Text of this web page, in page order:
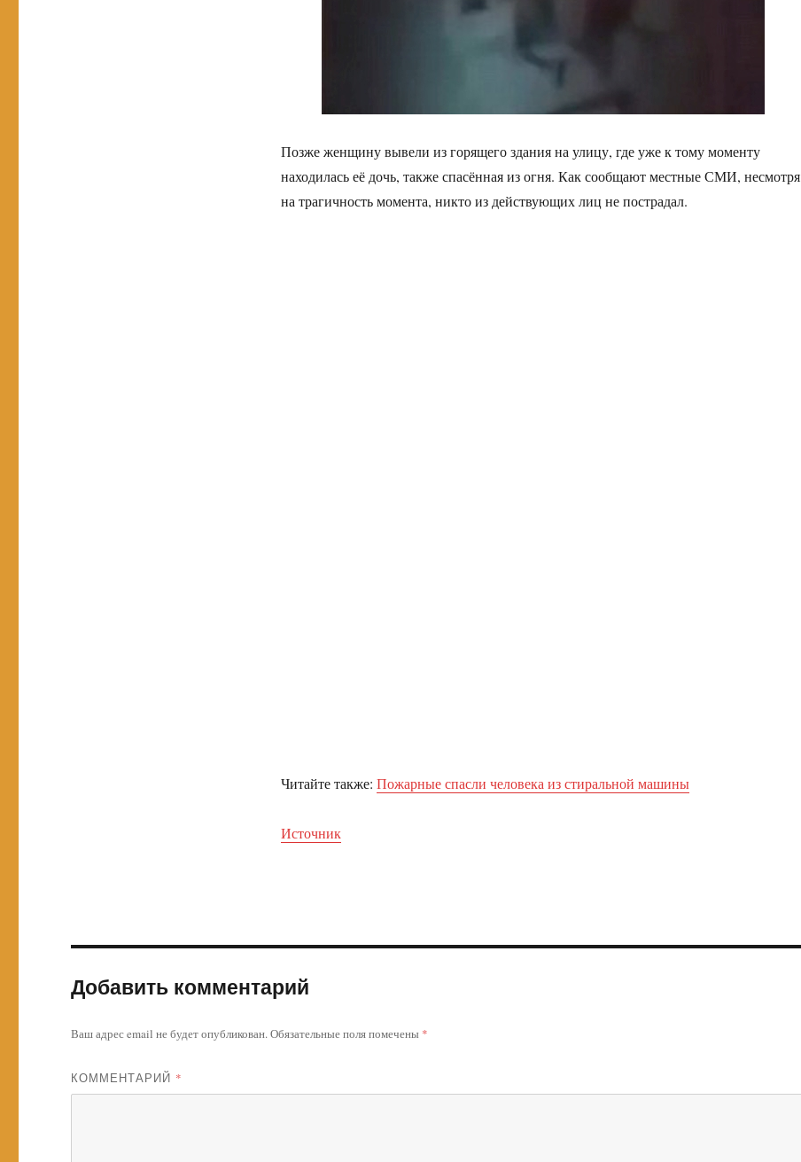
Позже женщину вывели из горящего здания на улицу, где уже к тому моменту
находилась её дочь, также спасённая из огня. Как сообщают местные СМИ, несмотря
на трагичность момента, никто из действующих лиц не пострадал.
Читайте также: Пожарные спасли человека из стиральной машины
Источник
Добавить комментарий
Ваш адрес email не будет опубликован.Обязательные поля помечены *
КОММЕНТАРИЙ *